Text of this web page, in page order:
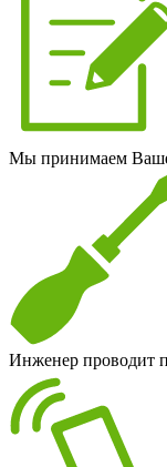
Мы принимаем
Инженер проводит